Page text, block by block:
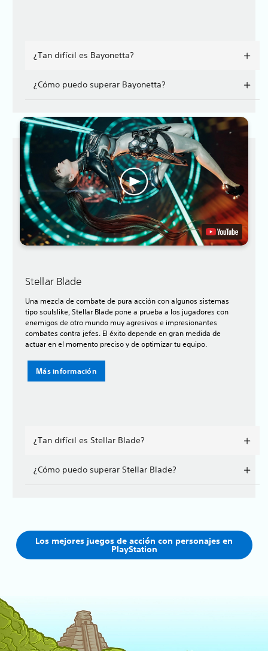
¿Tan difícil es Bayonetta?
¿Cómo puedo superar Bayonetta?
Stellar Blade
Una mezcla de combate de pura acción con algunos sistemas
tipo soulslike, Stellar Blade pone a prueba a los jugadores con
enemigos de otro mundo muy agresivos e impresionantes
combates contra jefes. El éxito depende en gran medida de
actuar en el momento preciso y de optimizar tu equipo.
Más información
¿Tan difícil es Stellar Blade?
¿Cómo puedo superar Stellar Blade?
Los mejores juegos de acción con personajes en
PlayStation